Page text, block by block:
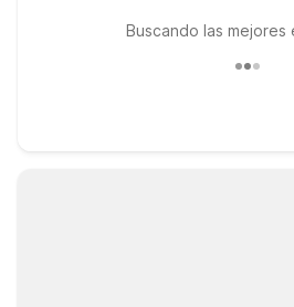
Buscando las mejores